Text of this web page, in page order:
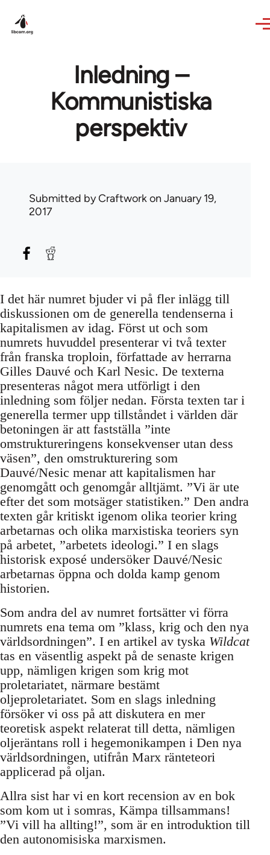
Inledning –
Kommunistiska
perspektiv
Submitted byCraftworkon January 19,
2017
I det här numret bjuder vi på fler inlägg till
diskussionen om de generella tendenserna i
kapitalismen av idag. Först ut och som
numrets huvuddel presenterar vi två texter
från franska troploin, författade av herrarna
Gilles Dauvé och Karl Nesic. De texterna
presenteras något mera utförligt i den
inledning som följer nedan. Första texten tar i
generella termer upp tillståndet i världen där
betoningen är att fastställa ”inte
omstruktureringens konsekvenser utan dess
väsen”, den omstrukturering som
Dauvé/Nesic menar att kapitalismen har
genomgått och genomgår alltjämt. ”Vi är ute
efter det som motsäger statistiken.” Den andra
texten går kritiskt igenom olika teorier kring
arbetarnas och olika marxistiska teoriers syn
på arbetet, ”arbetets ideologi.” I en slags
historisk exposé undersöker Dauvé/Nesic
arbetarnas öppna och dolda kamp genom
historien.
Som andra del av numret fortsätter vi förra
numrets ena tema om ”klass, krig och den nya
världsordningen”. I en artikel av tyska Wildcat
tas en väsentlig aspekt på de senaste krigen
upp, nämligen krigen som krig mot
proletariatet, närmare bestämt
oljeproletariatet. Som en slags inledning
försöker vi oss på att diskutera en mer
teoretisk aspekt relaterat till detta, nämligen
oljeräntans roll i hegemonikampen i Den nya
världsordningen, utifrån Marx ränteteori
applicerad på oljan.
Allra sist har vi en kort recension av en bok
som kom ut i somras, Kämpa tillsammans!
”Vi vill ha allting!”, som är en introduktion till
den autonomisiska marxismen.